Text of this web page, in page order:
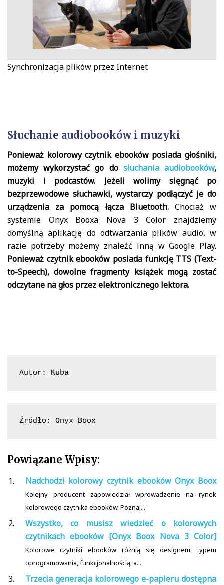
Synchronizacja plików przez Internet
Słuchanie audiobooków i muzyki
Ponieważ kolorowy czytnik ebooków posiada głośniki,
możemy wykorzystać go do słuchania audiobooków,
muzyki i podcastów. Jeżeli wolimy sięgnąć po
bezprzewodowe słuchawki, wystarczy podłączyć je do
urządzenia za pomocą łącza Bluetooth.Chociaż w
systemie Onyx Booxa Nova 3 Color znajdziemy
domyślną aplikację do odtwarzania plików audio, w
razie potrzeby możemy znaleźć inną w Google Play.
Ponieważ czytnik ebooków posiada funkcję TTS (Text-
to-Speech), dowolne fragmenty książek mogą zostać
odczytane na głos przez elektronicznego lektora.
Autor: Kuba
Źródło: Onyx Boox
Powiązane Wpisy:
Nadchodzi kolorowy czytnik ebooków Onyx Boox
Kolejny producent zapowiedział wprowadzenie na rynek
kolorowego czytnika ebooków. Poznaj...
Wszystko, co musisz wiedzieć o kolorowych
czytnikach ebooków [Onyx Boox Nova 3 Color]
Kolorowe czytniki ebooków różnią się designem, typem
oprogramowania, funkcjonalnością, a...
Trzecia generacja kolorowego e-papieru dostępna